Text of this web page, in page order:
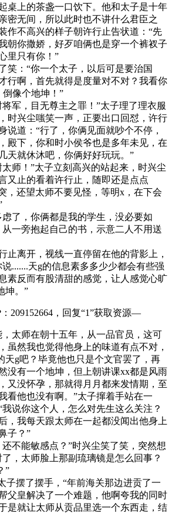
桌上的茶盏一口饮下。他和太子是十年
密无间，所以此时也不讲什么君臣之
作不高兴的样子朝许行止告状道：“先
朝你撒娇，好歹咱俩也是穿一个裤衩子
里只有你！”
：“你一个太子，以后可是要治国
行啊，首先就得是度量对不对？我看你
像个地坤！”
，目无尊主之罪！”太子理了理衣服
时兴尘嗤笑一声，正要出口回怼，许行
说道：“行了，你俩见面就吵个不停，
殿下，你和时小侯爷也是多年未见，在
天就休沐吧，你俩好好玩玩。”
！”太子立刻高兴的站起来，时兴尘
又止的看着许行止，随即还是点点
，还望太师不要见怪，等明x，在下会
，你俩都是我的学生，没必要如
一旁抱起自己的书，示意二人不用送
离开，视线一直停留在他的背影上，
.......天g的信息素多多少少都会有些强
素反而有股清甜的感觉，让人感觉心旷
坤。”
，回复“1”获取资源—​​​​
师在朝十五年，从一品官员，这可
虽然我也觉得他身上的味道有点不对，
天g吧？毕竟他也只是个文官罢了，再
没有一个地坤，但上朝讲课xx都是风雨
又没怀孕，那就得月月都来发情期，至
看他也没有啊。”太子撺着手站在一
说你这个人，怎么对先生这么关注？
，我每天跟太师在一起都没闻出他身上
子？”
能敏感点？”时兴尘笑了笑，突然想
，太师脸上那副琉璃镜是怎么回事？
”
摆了摆手，“年前海关那边进贡了一
父皇解决了一个难题，他啊夸我的同时
是就让太师从贡品里选一个东西走，结